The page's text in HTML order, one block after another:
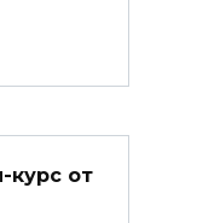
курс от